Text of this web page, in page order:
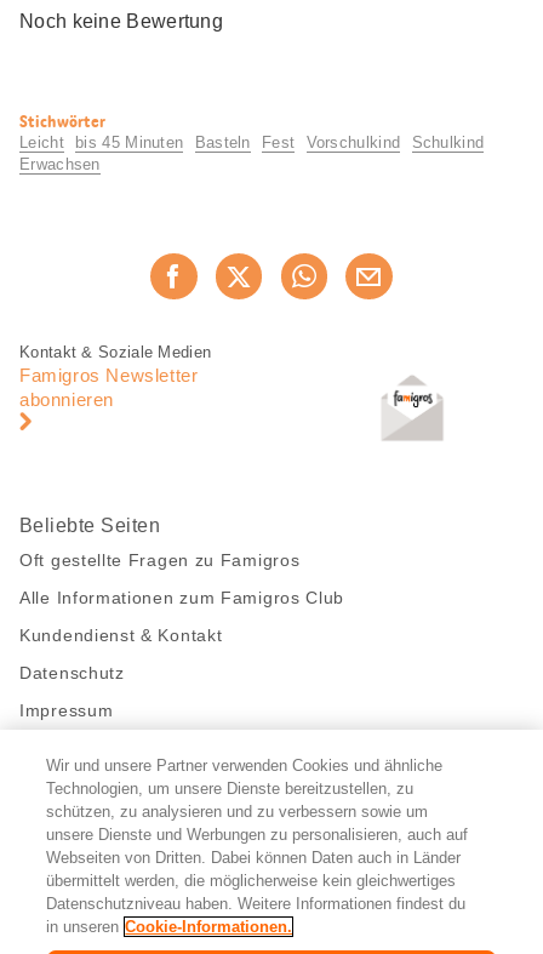
Noch keine Bewertung
Nützliche
Informationen
Stichwörter
Leicht bis 45 Minuten Basteln Fest Vorschulkind
Schulkind
Erwachsen
Jetzt weiterempfehlen
Fusszeile
Fusszeile
Navigation
Kontakt & Soziale Medien
Famigros Newsletter
abonnieren
Beliebte Seiten
Oft gestellte Fragen zu Famigros
Alle Informationen zum Famigros Club
Kundendienst & Kontakt
Datenschutz
Impressum
Bleibe mit uns in Kontakt
Facebook
https://twitter.com/migros
https://www.youtube.com/user/
PinterestInstagram
Cookie-Einstellungen
Wir und unsere Partner verwenden Cookies und ähnliche
Technologien, um unsere Dienste bereitzustellen, zu
schützen, zu analysieren und zu verbessern sowie um
unsere Dienste und Werbungen zu personalisieren, auch auf
Webseiten von Dritten. Dabei können Daten auch in Länder
übermittelt werden, die möglicherweise kein gleichwertiges
Datenschutzniveau haben. Weitere Informationen findest du
in unseren Cookie-Informationen.